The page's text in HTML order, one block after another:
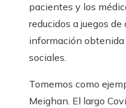
pacientes y los
reducidos a juegos
información obtenida
sociales.
Tomemos como
Meighan. El largo